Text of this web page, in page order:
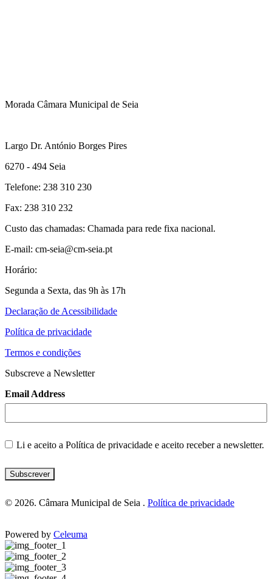
Morada Câmara Municipal de Seia
Largo Dr. António Borges Pires
6270 - 494 Seia
Telefone: 238 310 230
Fax: 238 310 232
Custo das chamadas: Chamada para rede fixa nacional.
E-mail: cm-seia@cm-seia.pt
Horário:
Segunda a Sexta, das 9h às 17h
Declaração de Acessibilidade
Política de privacidade
Termos e condições
Subscreve a Newsletter
Email Address
Li e aceito a Política de privacidade e aceito receber a newsletter.
Subscrever
© 2026. Câmara Municipal de Seia . Política de privacidade
Powered by Celeuma